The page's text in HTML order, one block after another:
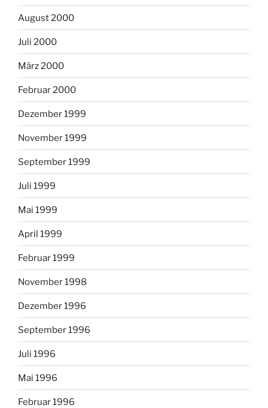
August 2000
Juli 2000
März 2000
Februar 2000
Dezember 1999
November 1999
September 1999
Juli 1999
Mai 1999
April 1999
Februar 1999
November 1998
Dezember 1996
September 1996
Juli 1996
Mai 1996
Februar 1996